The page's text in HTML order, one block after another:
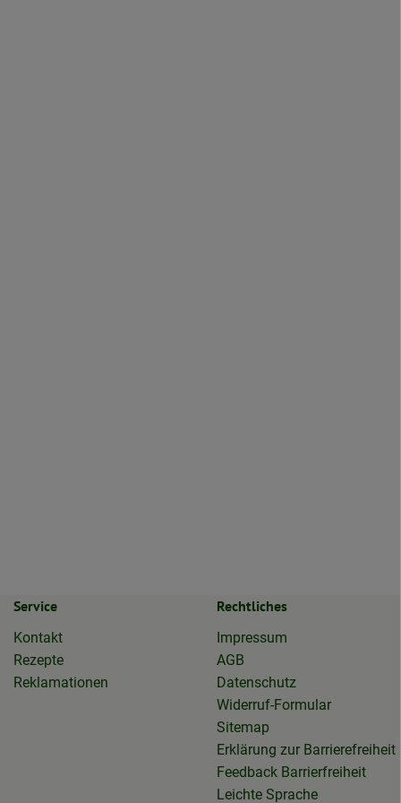
Service
Kontakt
Rezepte
Reklamationen
Rechtliches
Impressum
AGB
Datenschutz
Widerruf-Formular
Sitemap
Erklärung zur Barrierefreiheit
Feedback Barrierfreiheit
Leichte Sprache